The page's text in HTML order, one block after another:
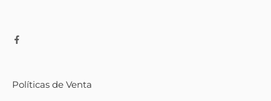
Políticas de Venta